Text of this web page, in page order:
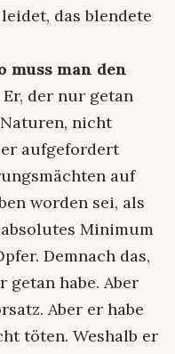
das blendete
muss man den
Er, der nur getan
nicht
aufgefordert
auf
worden sei, als
Minimum
Demnach das,
getan habe. Aber
Aber er habe
töten. Weshalb er